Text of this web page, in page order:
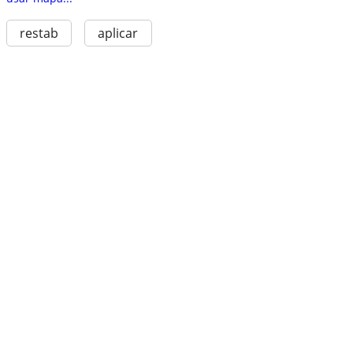
restab aplicar